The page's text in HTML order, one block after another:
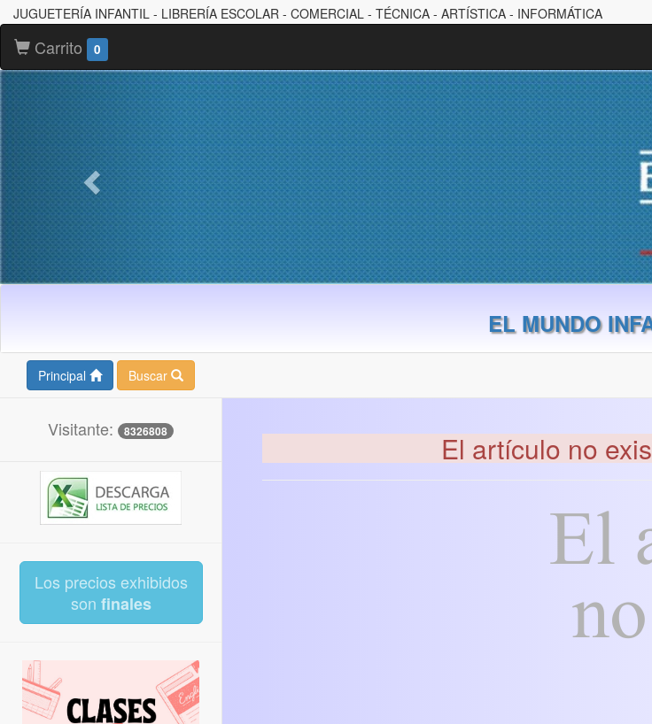
JUGUETERÍA INFANTIL - LIBRERÍA ESCOLAR - COMERCIAL - TÉCNICA - ARTÍSTICA - INFORMÁTICA
Carrito 0
EL MUNDO
Principal Buscar
Visitante: 8326808
Los precios exhibidos
son finales
El artículo no